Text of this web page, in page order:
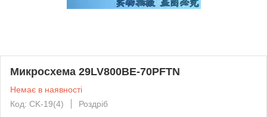
Микросхема 29LV800BE-70PFTN
Немає в наявності
Код: CK-19(4)
Роздріб